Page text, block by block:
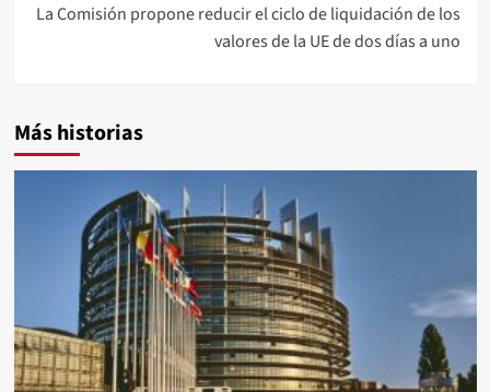
La Comisión propone reducir el ciclo de liquidación de los
valores de la UE de dos días a uno
Más historias